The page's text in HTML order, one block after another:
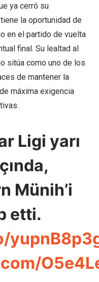
ya cerró su
la oportunidad de
en el partido de vuelta
final. Su lealtad al
sitúa como uno de los
de mantener la
máxima exigencia
Ligi yarı
Münih’i
etti.